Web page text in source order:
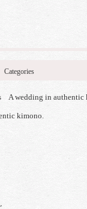
Categories
A wedding in authentic
kimono.